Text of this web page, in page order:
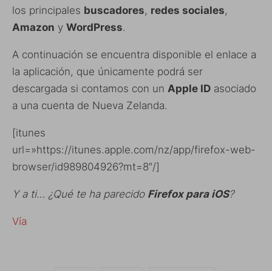
los principales buscadores, redes sociales,
Amazon y WordPress.
A continuación se encuentra disponible el enlace a
la aplicación, que únicamente podrá ser
descargada si contamos con un Apple ID asociado
a una cuenta de Nueva Zelanda.
[itunes
url=»https://itunes.apple.com/nz/app/firefox-web-
browser/id989804926?mt=8″/]
Y a ti… ¿Qué te ha parecido Firefox para iOS?
Vía